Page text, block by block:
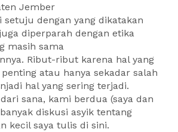
Jember
setuju dengan yang dikatakan
diperparah dengan etika
masih sama
Ribut-ribut karena hal yang
atau hanya sekadar salah
hal yang sering terjadi.
sana, kami berdua (saya dan
diskusi asyik tentang
kecil saya tulis di sini.